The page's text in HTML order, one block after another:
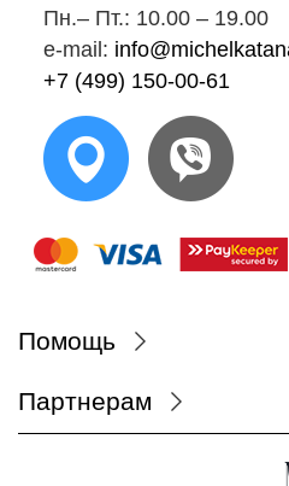
Пн.‒ Пт.: 10.00 ‒ 19.00
e-mail:
+7 (499) 150-00-61
Помощь
Партнерам